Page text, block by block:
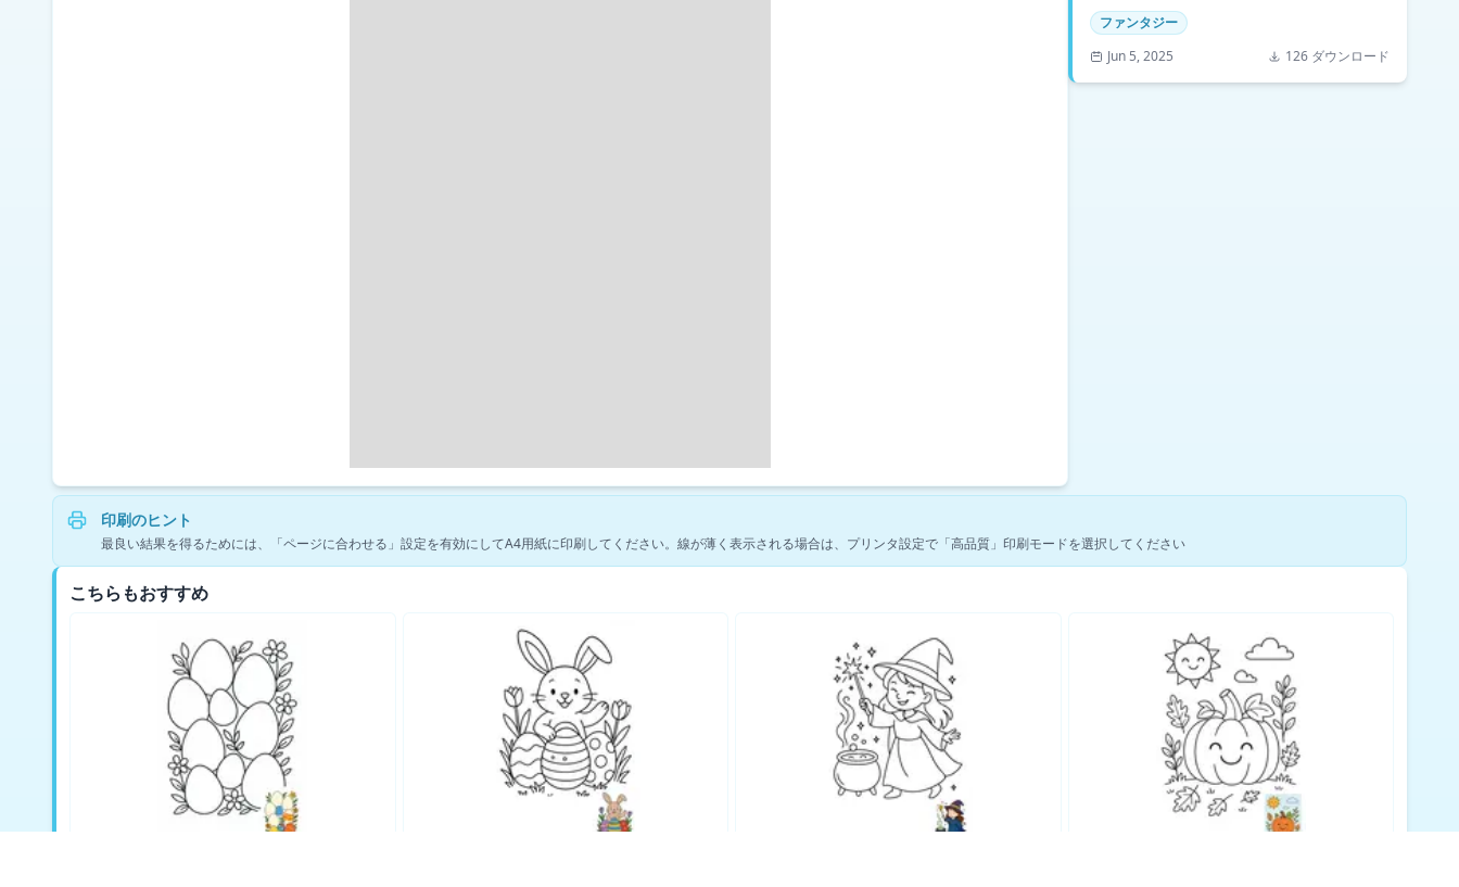
ファンタジー
Jun 5, 2025
126 ダウンロード
印刷のヒント
最良い結果を得るためには、「ページに合わせる」設定を有効にしてA4用紙に印刷してください。線が薄く表示される場合は、プリンタ設定で「高品質」印刷モードを選択してください
こちらもおすすめ